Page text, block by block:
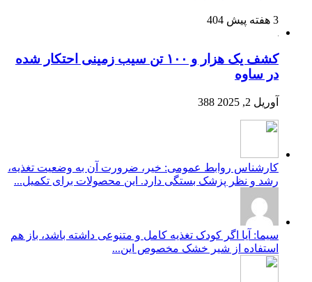
404
کشف یک هزار و ۱۰۰ تن سیب زمینی احتکار شده
در ساوه
آوریل 2, 2025 388
کارشناس روابط عمومی: خیر، ضرورت آن به وضعیت تغذیه،
رشد و نظر پزشک بستگی دارد. این محصولات برای تکمیل...
سیما: آیا اگر کودک تغذیه کامل و متنوعی داشته باشد، باز هم
استفاده از شیر خشک مخصوص این...